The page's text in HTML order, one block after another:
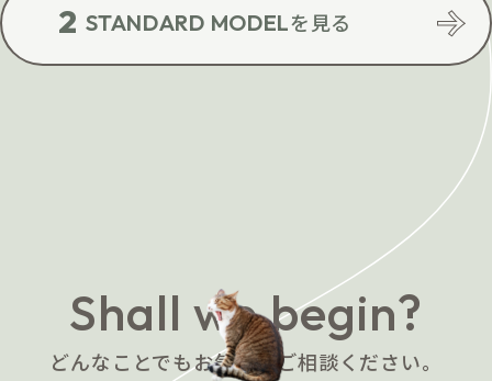
2 STANDARD MODELを見る
Shall we begin?
どんなことでもお気軽にご相談ください。